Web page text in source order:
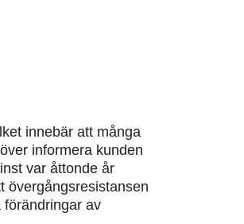
innebär att många
informera kunden
var åttonde år
övergångsresistansen
av